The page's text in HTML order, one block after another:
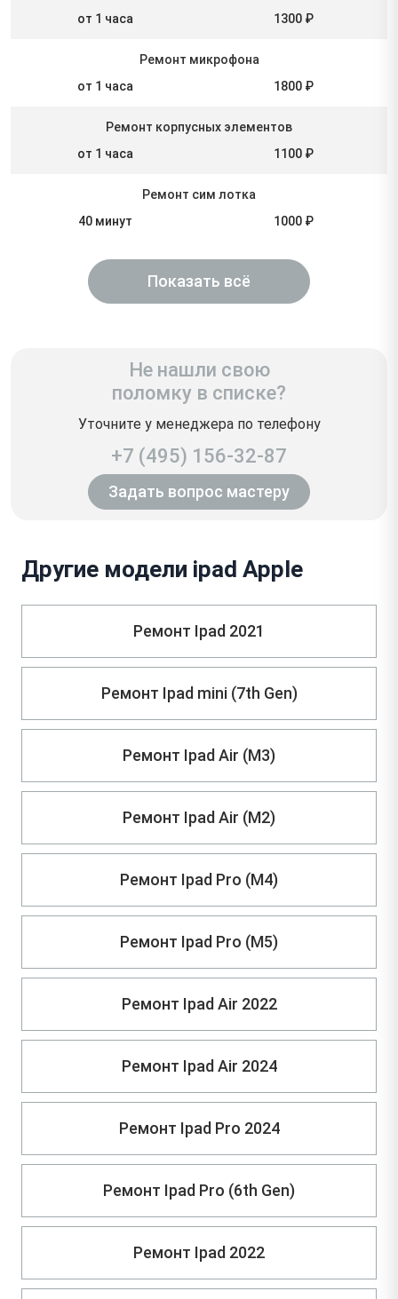
от 1 часа
1300 ₽
Ремонт микрофона
от 1 часа
1800 ₽
Ремонт корпусных элементов
от 1 часа
1100 ₽
Ремонт сим лотка
40 минут
1000 ₽
Показать всё
Не нашли свою
поломку в списке?
Уточните у менеджера по телефону
+7 (495) 156-32-87
Задать вопрос мастеру
Другие модели ipad Apple
Ремонт Ipad 2021
Ремонт Ipad mini (7th Gen)
Ремонт Ipad Air (M3)
Ремонт Ipad Air (M2)
Ремонт Ipad Pro (M4)
Ремонт Ipad Pro (M5)
Ремонт Ipad Air 2022
Ремонт Ipad Air 2024
Ремонт Ipad Pro 2024
Ремонт Ipad Pro (6th Gen)
Ремонт Ipad 2022